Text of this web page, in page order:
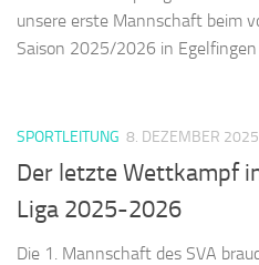
unsere erste Mannschaft beim
Saison 2025/2026 in Egelfingen
SPORTLEITUNG 8. DEZEMBER 2025
Der letzte Wettkampf
Liga 2025-2026
Die 1. Mannschaft des SVA